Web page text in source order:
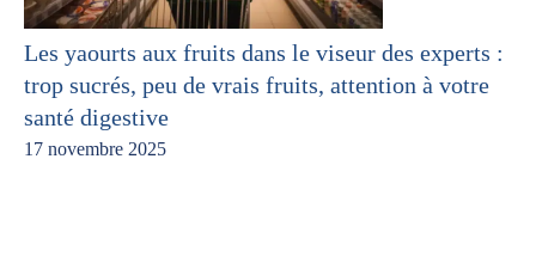
Les yaourts aux fruits dans le viseur des experts :
trop sucrés, peu de vrais fruits, attention à votre
santé digestive
17 novembre 2025